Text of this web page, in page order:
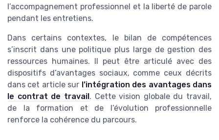
l’accompagnement professionnel et la liberté de parole
pendant les entretiens.
Dans certains contextes, le bilan de compétences
s’inscrit dans une politique plus large de gestion des
ressources humaines. Il peut être articulé avec des
dispositifs d’avantages sociaux, comme ceux décrits
dans cet article sur l’intégration des avantages dans
le contrat de travail. Cette vision globale du travail,
de la formation et de l’évolution professionnelle
renforce la cohérence du parcours.